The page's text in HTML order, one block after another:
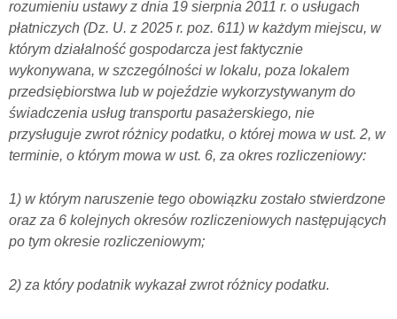
rozumieniu ustawy z dnia 19 sierpnia 2011 r. o usługach
płatniczych (Dz. U. z 2025 r. poz. 611) w każdym miejscu, w
którym działalność gospodarcza jest faktycznie
wykonywana, w szczególności w lokalu, poza lokalem
przedsiębiorstwa lub w pojeździe wykorzystywanym do
świadczenia usług transportu pasażerskiego, nie
przysługuje zwrot różnicy podatku, o której mowa w ust. 2, w
terminie, o którym mowa w ust. 6, za okres rozliczeniowy:
1) w którym naruszenie tego obowiązku zostało stwierdzone
oraz za 6 kolejnych okresów rozliczeniowych następujących
po tym okresie rozliczeniowym;
2) za który podatnik wykazał zwrot różnicy podatku.